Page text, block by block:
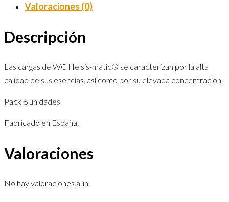
Valoraciones (0)
Descripción
Las cargas de WC Helsis-matic® se caracterizan por la alta
calidad de sus esencias, así como por su elevada concentración.
Pack 6 unidades.
Fabricado en España.
Valoraciones
No hay valoraciones aún.